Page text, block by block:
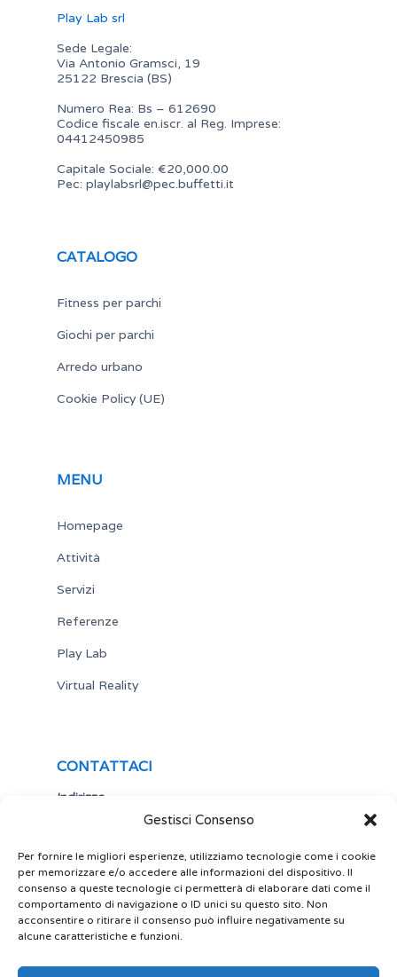
Gestisci Consenso
Per fornire le migliori esperienze, utilizziamo tecnologie come i cookie
per memorizzare e/o accedere alle informazioni del dispositivo. Il
consenso a queste tecnologie ci permetterà di elaborare dati come il
comportamento di navigazione o ID unici su questo sito. Non
acconsentire o ritirare il consenso può influire negativamente su
alcune caratteristiche e funzioni.
Play Lab srl
Sede Legale:
Via Antonio Gramsci, 19
25122 Brescia (BS)
Numero Rea: Bs – 612690
Codice fiscale en.iscr. al Reg. Imprese:
04412450985
Capitale Sociale: €20,000.00
Pec: playlabsrl@pec.buffetti.it
CATALOGO
Fitness per parchi
Giochi per parchi
Arredo urbano
Cookie Policy (UE)
MENU
Homepage
Attività
Servizi
Referenze
Play Lab
Virtual Reality
CONTATTACI
Indirizzo
Via Antonio Gramsci,19
Italia
Telefono
+ 39 030 5356434
Email
site@play-lab.it